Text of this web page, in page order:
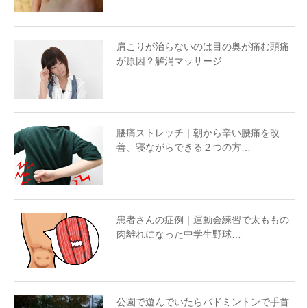
肩こりが治らないのは目の奥が痛む頭痛
が原因？解消マッサージ
腰痛ストレッチ｜朝から辛い腰痛を改
善、寝ながらできる２つの方…
患者さんの症例｜運動会練習で太ももの
肉離れになった中学生野球…
公園で遊んでいたらバドミントンで手首